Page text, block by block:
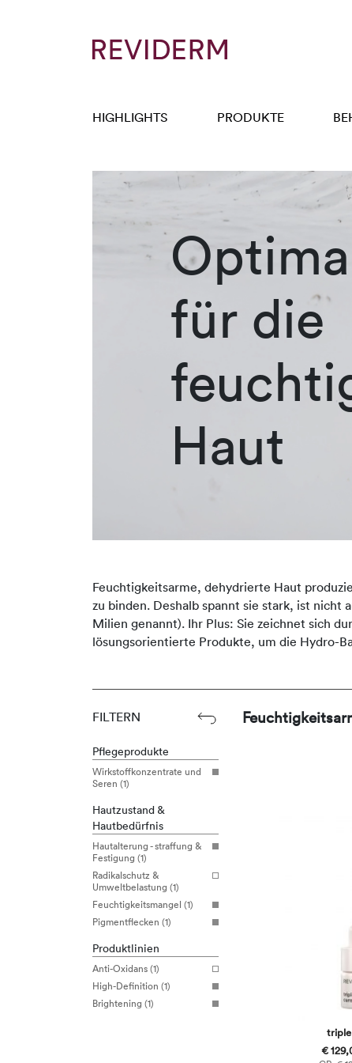
HIGHLIGHTS PRODUKTE
für die
Haut
Feuchtigkeitsarme, dehydrierte Haut
zu binden. Deshalb spannt sie stark, ist
Milien genannt). Ihr Plus: Sie zeichnet sich
lösungsorientierte Produkte, um die Hydro-
FILTERN
Pflegeprodukte
Wirkstoffkonzentrate und
Seren (1)
Hautzustand &
Hautbedürfnis
Hautalterung - straffung &
Festigung (1)
Radikalschutz &
Umweltbelastung (1)
Feuchtigkeitsmangel (1)
Pigmentflecken (1)
Produktlinien
Anti-Oxidans (1)
High-Definition (1)
Brightening (1)
€